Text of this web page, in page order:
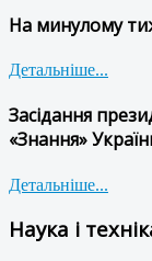
На минулому
Детальніше...
Засідання
«Знання»
Детальніше...
Наука і